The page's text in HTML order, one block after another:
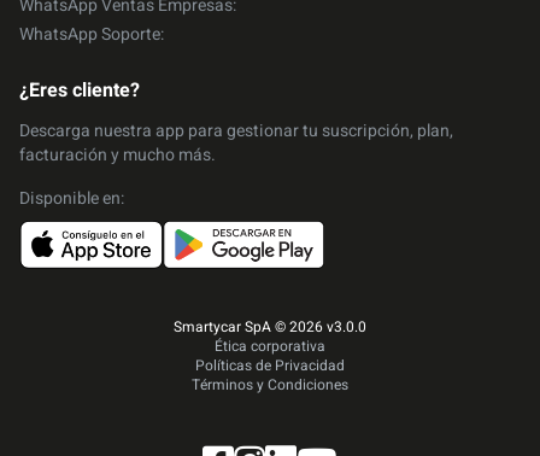
WhatsApp Ventas Empresas:
WhatsApp Soporte:
¿Eres cliente?
Descarga nuestra app para gestionar tu suscripción, plan,
facturación y mucho más.
Disponible en:
Smartycar SpA © 2026 v3.0.0
Ética corporativa
Políticas de Privacidad
Términos y Condiciones